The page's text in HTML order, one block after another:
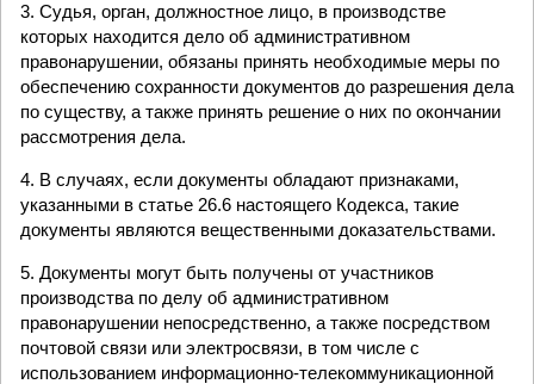
3. Судья, орган, должностное лицо, в производстве
которых находится дело об административном
правонарушении, обязаны принять необходимые меры по
обеспечению сохранности документов до разрешения дела
по существу, а также принять решение о них по окончании
рассмотрения дела.
4. В случаях, если документы обладают признаками,
указанными в статье 26.6 настоящего Кодекса, такие
документы являются вещественными доказательствами.
5. Документы могут быть получены от участников
производства по делу об административном
правонарушении непосредственно, а также посредством
почтовой связи или электросвязи, в том числе с
использованием информационно-телекоммуникационной